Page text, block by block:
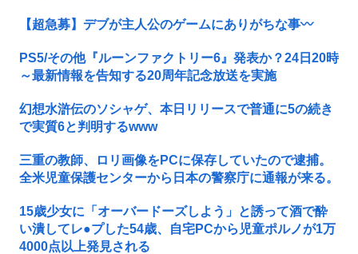
【超急募】デブが主人公のゲームにありがちな事〰
PS5/その他『ルーンファクトリー6』発表か？24日20時
～最新情報を告知する20周年記念放送を実施
幻想水滸伝のソシャゲ、本日リリースで普通に5の続き
で実質6と判明するwww
三重の教師、ロリ画像をPCに保存していたので逮捕。
全米児童保護センターから日本の警察庁に通報が来る。
15歳少女に「オーバードーズしよう」と誘って酒で酔
い潰してレ●プした54歳、自宅PCから児童ポルノが1万
4000点以上発見される